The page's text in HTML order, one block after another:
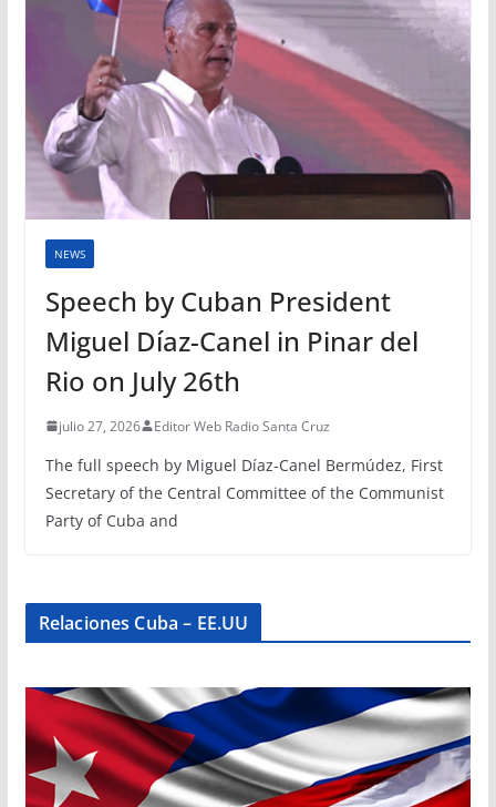
NEWS
Speech by Cuban President
Miguel Díaz-Canel in Pinar del
Rio on July 26th
julio 27, 2026 Editor Web Radio Santa Cruz
The full speech by Miguel Díaz-Canel Bermúdez, First
Secretary of the Central Committee of the Communist
Party of Cuba and
Relaciones Cuba – EE.UU